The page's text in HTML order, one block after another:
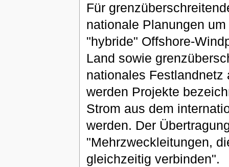
Für
nationale Planungen
"hybride" Offshore-
Land sowie
nationales
werden Projekte
Strom aus dem
werden. Der
"Mehrzweckleitungen,
gleichzeitig verbinden".